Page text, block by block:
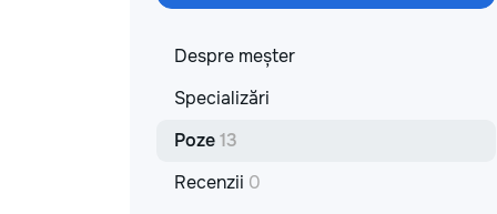
Despre meșter
Specializări
Poze13
Recenzii 0